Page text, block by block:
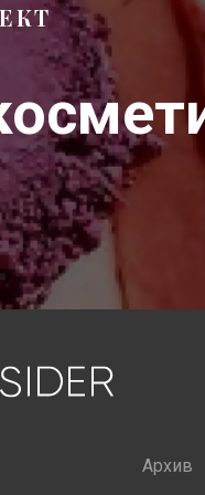
Архив